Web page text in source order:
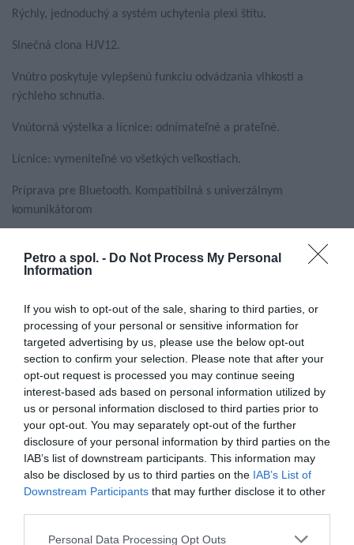
Petro a spol. - Do Not Process My Personal
Information
If you wish to opt-out of the sale, sharing to third parties, or
processing of your personal or sensitive information for
targeted advertising by us, please use the below opt-out
section to confirm your selection. Please note that after your
opt-out request is processed you may continue seeing
interest-based ads based on personal information utilized by
us or personal information disclosed to third parties prior to
your opt-out. You may separately opt-out of the further
disclosure of your personal information by third parties on the
IAB’s list of downstream participants. This information may
also be disclosed by us to third parties on the IAB’s List of
Downstream Participants that may further disclose it to other
Personal Data Processing Opt Outs
Rýchly, jednoduchý a systém uchytenia plexi štítu.
Slnečná clona HJV12.
Vnútro poskytuje vylepšenú funkciu odvádzania vlhkosti a
rýchleho schnutia.
Vnútorná výstelka a lícnice: odnímateľné a prateľné.
Lícnice: vymeniteľné vo všetkých veľkostiach.
Príprava pre Bluetooth. Kompatibilná s univerzálnym
komunikátorom
Mikropracka
Plexi:
HJ34P
Slnečná clona HJV12
Veľkosti:
Obvod cm Lícnice mm Interiér mm
XS 54-55 35 9
S 55-56 20 7